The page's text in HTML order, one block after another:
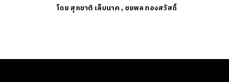
โดย สุภชาติ เล็บนาค, ชยพล ทองสวัสดิ์